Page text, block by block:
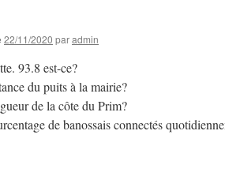
22/11/2020 paradmin
93.8 est-ce?
du puits à la mairie?
de la côte du Prim?
de banossais connectés